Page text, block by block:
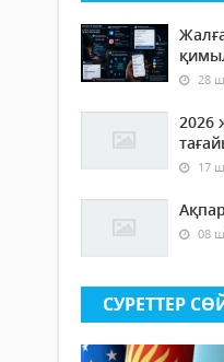
28
2026
17
08
СУРЕТТЕР